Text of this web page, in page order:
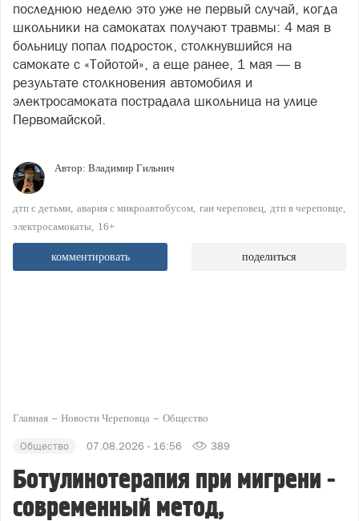
последнюю неделю это уже не первый случай, когда
школьники на самокатах получают травмы: 4 мая в
больницу попал подросток, столкнувшийся на
самокате с «Тойотой», а еще ранее, 1 мая — в
результате столкновения автомобиля и
электросамоката пострадала школьница на улице
Первомайской.
Автор: Владимир Гильнич
дтп с детьми авария с микроавтобусом гаи череповец дтп в череповце
электросамокаты
16+
комментировать поделиться
Главная Новости Череповца Общество
Общество 07.08.2026 - 16:56 389
Ботулинотерапия при мигрени -
современный метод,